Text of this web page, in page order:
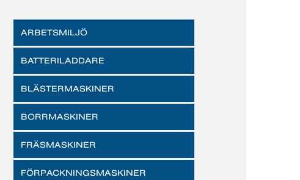
ARBETSMILJÖ
BATTERILADDARE
BLÄSTERMASKINER
BORRMASKINER
FRÄSMASKINER
FÖRPACKNINGSMASKINER